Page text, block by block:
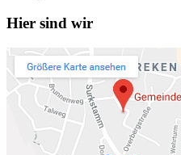
Hier sind wir